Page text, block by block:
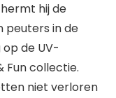
hij de
peuters in de
op de UV-
Fun collectie.
niet verloren